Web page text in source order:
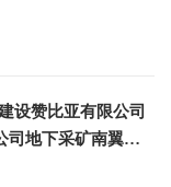
设赞比亚有限公司
司地下采矿南翼开